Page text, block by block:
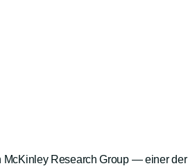
McKinley Research Group — einer der